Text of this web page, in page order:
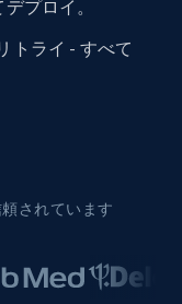
プロイ。
トライ - すべて
されています